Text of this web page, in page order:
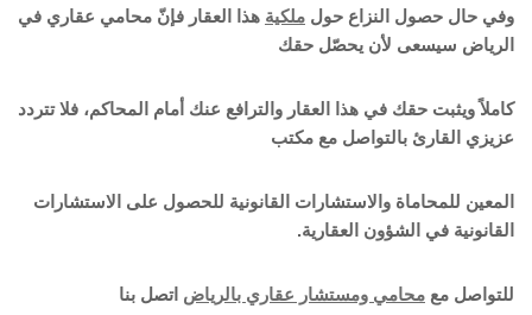
وفي حال حصول النزاع حول ملكية هذا العقار فإنّ محامي عقاري في
الرياض سيسعى لأن يحصّل حقك
كاملاً ويثبت حقك في هذا العقار والترافع عنك أمام المحاكم، فلا تتردد
عزيزي القارئ بالتواصل مع مكتب
المعين للمحاماة والاستشارات القانونية للحصول على الاستشارات
القانونية في الشؤون العقارية.
للتواصل مع محامي ومستشار عقاري بالرياض اتصل بنا